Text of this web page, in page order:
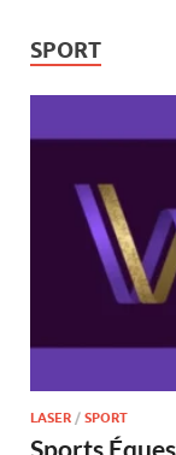
SPORT
LASER / SPORT
Sports